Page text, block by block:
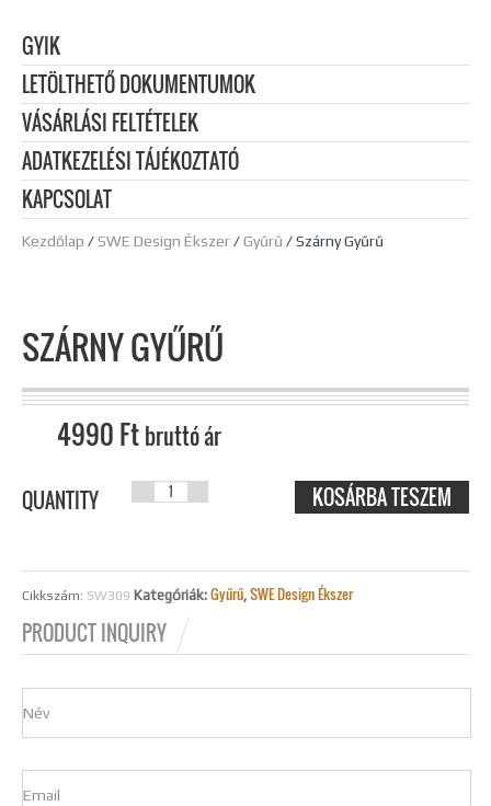
Kezdőlap /SWE Design Ékszer/Gyűrű / Szárny Gyűrű
SZÁRNY GYŰRŰ
4990Ft bruttó ár
QUANTITY
SZÁRNY
MENNYISÉG
KOSÁRBA TESZEM
Cikkszám: SW309 Kategóriák: Gyűrű, SWE Design Ékszer
PRODUCT INQUIRY
GYIK
LETÖLTHETŐ DOKUMENTUMOK
VÁSÁRLÁSI FELTÉTELEK
ADATKEZELÉSI TÁJÉKOZTATÓ
KAPCSOLAT